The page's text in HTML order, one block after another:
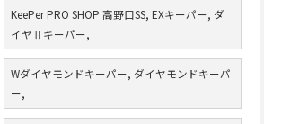
KeePer PRO SHOP 高野口SS, EXキーパー, ダ
イヤⅡキーパー,
Wダイヤモンドキーパー, ダイヤモンドキーパ
ー,